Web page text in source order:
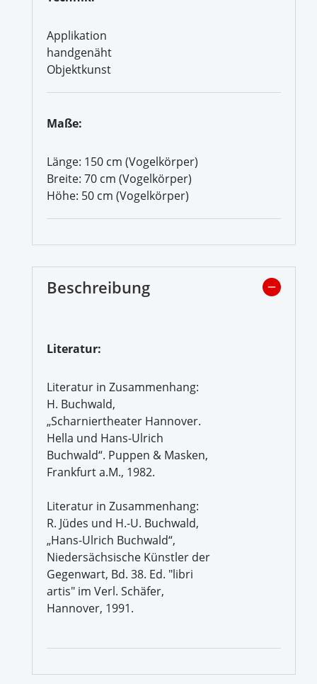
Applikation
handgenäht
Objektkunst
Maße:
Länge: 150 cm (Vogelkörper)
Breite: 70 cm (Vogelkörper)
Höhe: 50 cm (Vogelkörper)
Beschreibung
Literatur:
Literatur in Zusammenhang:
H. Buchwald,
„Scharniertheater Hannover.
Hella und Hans-Ulrich
Buchwald“. Puppen & Masken,
Frankfurt a.M., 1982.
Literatur in Zusammenhang:
R. Jüdes und H.-U. Buchwald,
„Hans-Ulrich Buchwald“,
Niedersächsische Künstler der
Gegenwart, Bd. 38. Ed. "libri
artis" im Verl. Schäfer,
Hannover, 1991.